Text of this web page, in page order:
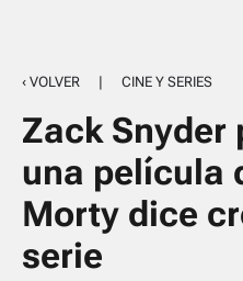
‹ VOLVER | CINE Y SERIES
Zack
una película
Morty dice
serie